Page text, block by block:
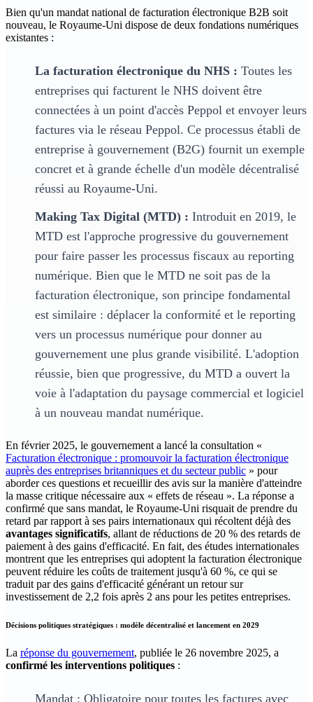
Bien qu'un mandat national de facturation électronique B2B soit
nouveau, le Royaume-Uni dispose de deux fondations numériques
existantes :
La facturation électronique du NHS : Toutes les
entreprises qui facturent le NHS doivent être
connectées à un point d'accès Peppol et envoyer leurs
factures via le réseau Peppol. Ce processus établi de
entreprise à gouvernement (B2G) fournit un exemple
concret et à grande échelle d'un modèle décentralisé
réussi au Royaume-Uni.
Making Tax Digital (MTD) : Introduit en 2019, le
MTD est l'approche progressive du gouvernement
pour faire passer les processus fiscaux au reporting
numérique. Bien que le MTD ne soit pas de la
facturation électronique, son principe fondamental
est similaire : déplacer la conformité et le reporting
vers un processus numérique pour donner au
gouvernement une plus grande visibilité. L'adoption
réussie, bien que progressive, du MTD a ouvert la
voie à l'adaptation du paysage commercial et logiciel
à un nouveau mandat numérique.
En février 2025, le gouvernement a lancé la consultation «
Facturation électronique : promouvoir la facturation électronique
auprès des entreprises britanniques et du secteur public » pour
aborder ces questions et recueillir des avis sur la manière d'atteindre
la masse critique nécessaire aux « effets de réseau ». La réponse a
confirmé que sans mandat, le Royaume-Uni risquait de prendre du
retard par rapport à ses pairs internationaux qui récoltent déjà des
avantages significatifs, allant de réductions de 20 % des retards de
paiement à des gains d'efficacité. En fait, des études internationales
montrent que les entreprises qui adoptent la facturation électronique
peuvent réduire les coûts de traitement jusqu'à 60 %, ce qui se
traduit par des gains d'efficacité générant un retour sur
investissement de 2,2 fois après 2 ans pour les petites entreprises.
Décisions politiques stratégiques : modèle décentralisé et lancement en 2029
La réponse du gouvernement, publiée le 26 novembre 2025, a
confirmé les interventions politiques :
Mandat : Obligatoire pour toutes les factures avec